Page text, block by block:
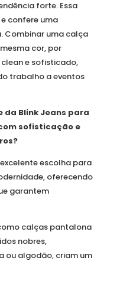
forte. Essa
confere uma
Combinar uma calça
cor, por
e sofisticado,
trabalho a eventos
da Blink Jeans para
sofisticação e
escolha para
oferecendo
garantem
calças pantalona
nobres,
ou algodão, criam um